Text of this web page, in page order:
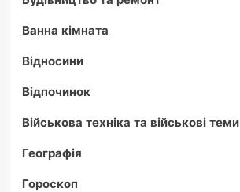
Ванна кімната
Відносини
Відпочинок
Військова техніка та військові теми
Географія
Гороскоп